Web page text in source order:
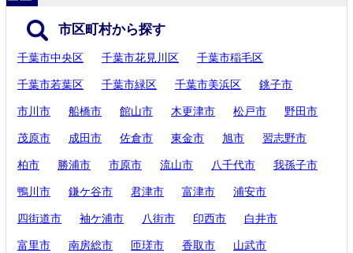
市区町村から探す
千葉市中央区 千葉市花見川区 千葉市稲毛区
千葉市若葉区 千葉市緑区 千葉市美浜区 銚子市
市川市 船橋市 館山市 木更津市 松戸市 野田市
茂原市 成田市 佐倉市 東金市 旭市 習志野市
柏市 勝浦市 市原市 流山市 八千代市 我孫子市
鴨川市 鎌ケ谷市 君津市 富津市 浦安市
四街道市 袖ケ浦市 八街市 印西市 白井市
富里市 南房総市 匝瑳市 香取市 山武市